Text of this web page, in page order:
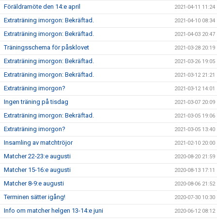
Föräldramöte den 14:e april 2021-04-11 11:24
Extraträning imorgon: Bekräftad. 2021-04-10 08:34
Extraträning imorgon: Bekräftad. 2021-04-03 20:47
Träningsschema för påsklovet 2021-03-28 20:19
Extraträning imorgon: Bekräftad. 2021-03-26 19:05
Extraträning imorgon: Bekräftad. 2021-03-12 21:21
Extraträning imorgon? 2021-03-12 14:01
Ingen träning på tisdag 2021-03-07 20:09
Extraträning imorgon: Bekräftad. 2021-03-05 19:06
Extraträning imorgon? 2021-03-05 13:40
Insamling av matchtröjor 2021-02-10 20:00
Matcher 22-23:e augusti 2020-08-20 21:59
Matcher 15-16:e augusti 2020-08-13 17:11
Matcher 8-9:e augusti 2020-08-06 21:52
Terminen sätter igång! 2020-07-30 10:30
Info om matcher helgen 13-14:e juni 2020-06-12 08:12